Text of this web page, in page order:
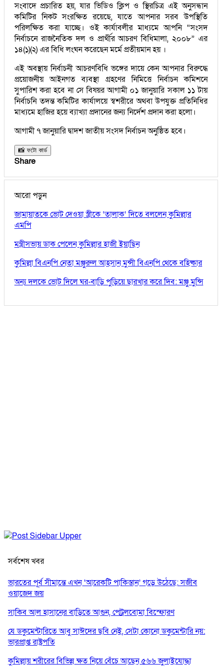
সংবাদে প্রচারিত হয়, যার ভিডিও ক্লিপ ও স্থিরচিত্র এই অনুসন্ধান
কমিটির নিকট সংরক্ষিত রয়েছে, যাতে আপনার সরব উপস্থিতি
পরিলক্ষিত করা যাচ্ছে। ওই কার্যাবলীর মাধ্যমে আপনি “সংসদ
নির্বাচনে রাজনৈতিক দল ও প্রার্থীর আচরণ বিধিমালা, ২০০৮” এর
১৪(১)(২) এর বিধি লংঘন করেছেন মর্মে প্রতীয়মান হয় ।
এই অবস্থায় নির্বাচনী আচরণবিধি ভঙ্গের দায়ে কেন আপনার বিরুদ্ধে
প্রয়োজনীয় আইনগত ব্যবস্থা গ্রহণের নিমিত্তে নির্বাচন কমিশনে
সুপারিশ করা হবে না সে বিষয়র আগামী ০১ জানুয়ারি সকাল ১১ টায়
নির্বাচনি তদন্ত কমিটির কার্যালয়ে স্বশরীরে অথবা উপযুক্ত প্রতিনিধির
মাধ্যমে হাজির হয়ে ব্যাখ্যা প্রদানের জন্য নির্দেশ প্রদান করা হলো।
আগামী ৭ জানুয়ারি দ্বাদশ জাতীয় সংসদ নির্বাচন অনুষ্ঠিত হবে।
📸 ফটো কার্ড
Share
আরো পড়ুন
জামায়াতকে ভোট দেওয়া স্ত্রীকে ‘তালাক’ দিতে বললেন কুমিল্লার
এমপি
মন্ত্রীসভায় ডাক পেলেন কুমিল্লার হাজী ইয়াছিন
কুমিল্লা বিএনপি নেতা মঞ্জুরুল আহসান মুন্সী বিএনপি থেকে বহিষ্কার
অন্য দলকে ভোট দিলে ঘর-বাড়ি পুড়িয়ে ছারখার করে দিব: মঞ্জু মুন্সি
সর্বশেষ খবর
ভারতের পূর্ব সীমান্তে এখন ‘আরেকটি পাকিস্তান’ গড়ে উঠেছে: সজীব
ওয়াজেদ জয়
সাকিব আল হাসানের বাড়িতে আগুন, পেট্রলবোমা বিস্ফোরণ
যে ডকুমেন্টারিতে আবু সাঈদের ছবি নেই, সেটা কোনো ডকুমেন্টারি নয়:
ভারপ্রাপ্ত রাষ্ট্রপতি
কুমিল্লায় শরীরের বিভিন্ন ক্ষত নিয়ে বেঁচে আছেন ৫৬৬ জুলাইযোদ্ধা